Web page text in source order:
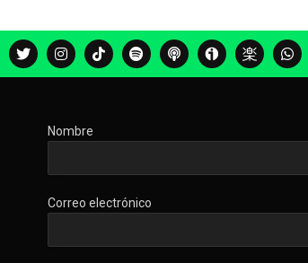
Nombre
Correo electrónico